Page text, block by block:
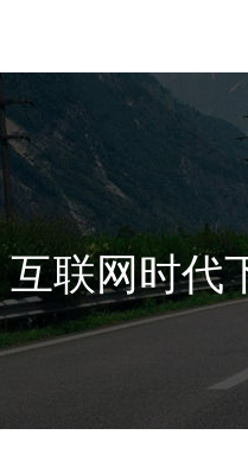
互联网时代